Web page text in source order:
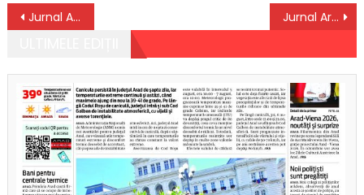
Navigare în articole
Jurnal Arădean 05.10.2020 Jurnal Arădean 07.10.2020